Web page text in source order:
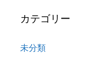
カテゴリー
未分類